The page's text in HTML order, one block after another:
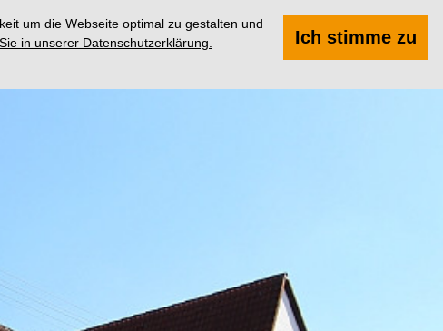
um die Webseite optimal zu gestalten und
in unserer Datenschutzerklärung. Ich stimme zu
Suchen